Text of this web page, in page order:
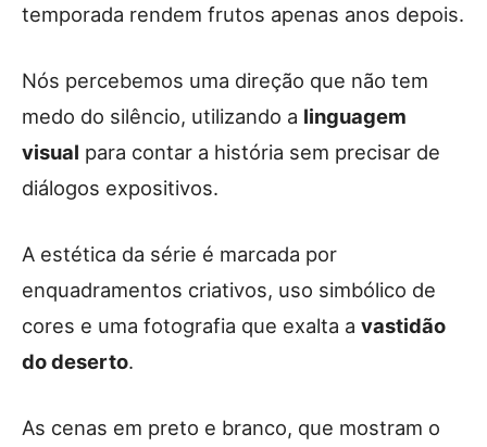
temporada rendem frutos apenas anos depois.
Nós percebemos uma direção que não tem
medo do silêncio, utilizando a linguagem
visual para contar a história sem precisar de
diálogos expositivos.
A estética da série é marcada por
enquadramentos criativos, uso simbólico de
cores e uma fotografia que exalta a vastidão
do deserto.
As cenas em preto e branco, que mostram o